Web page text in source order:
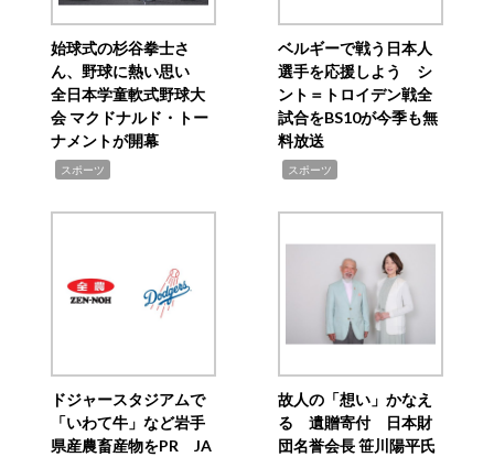
始球式の杉谷拳士さ
ん、野球に熱い思い
全日本学童軟式野球大
会 マクドナルド・トー
ナメントが開幕
スポーツ
ベルギーで戦う日本人
選手を応援しよう シ
ント＝トロイデン戦全
試合をBS10が今季も無
料放送
スポーツ
ドジャースタジアムで
「いわて牛」など岩手
県産農畜産物をPR JA
故人の「想い」かなえ
る 遺贈寄付 日本財
団名誉会長 笹川陽平氏